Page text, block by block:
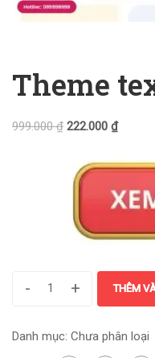
Theme
999.000₫ 222.000 ₫
- + THÊM
Danh mục: Chưa phân loại